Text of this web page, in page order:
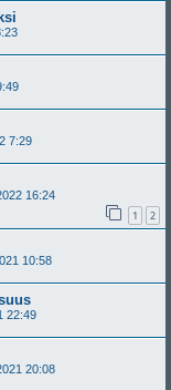
7:29
16:24
1 2
10:58
22:49
20:08